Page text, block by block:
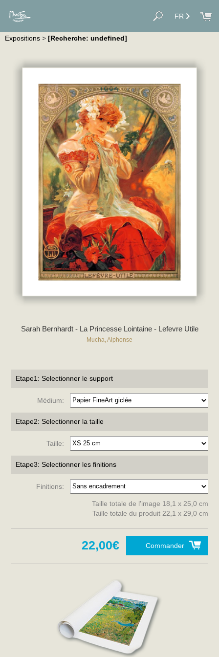
FR
Expositions > [Recherche: undefined]
Sarah Bernhardt - La Princesse Lointaine - Lefevre Utile
Mucha, Alphonse
Etape1: Selectionner le support
Médium:
Etape2: Selectionner la taille
Taille:
Etape3: Selectionner les finitions
Finitions:
Taille totale de l'image 18,1 x 25,0 cm
Taille totale du produit 22,1 x 29,0 cm
Commander
22,00€